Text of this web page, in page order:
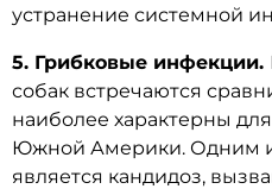
устранение системной
5. Грибковые инфекции.
собак встречаются
наиболее характерны
Южной Америки. Одним
является кандидоз,